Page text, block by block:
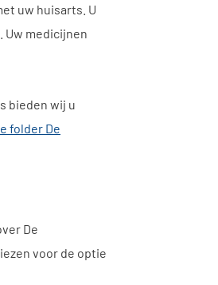
uw huisarts. U
Uw medicijnen
bieden wij u
folder De
De
voor de optie